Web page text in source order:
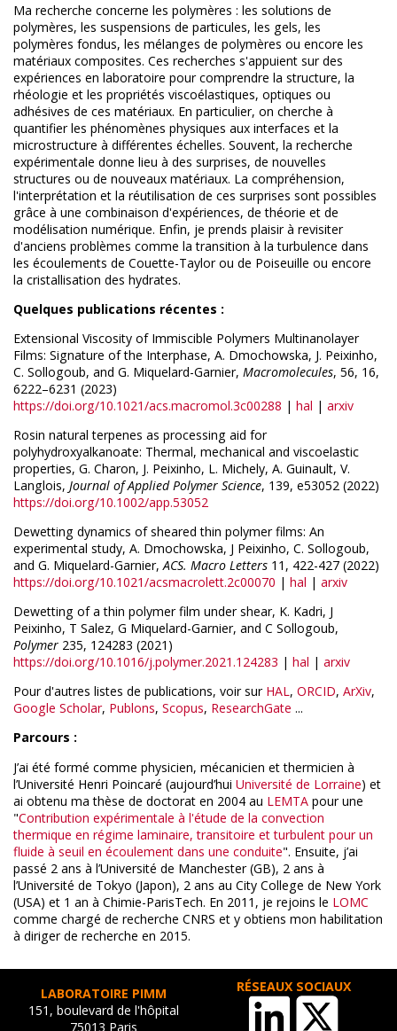
Ma recherche concerne les polymères : les solutions de
polymères, les suspensions de particules, les gels, les
polymères fondus, les mélanges de polymères ou encore les
matériaux composites. Ces recherches s'appuient sur des
expériences en laboratoire pour comprendre la structure, la
rhéologie et les propriétés viscoélastiques, optiques ou
adhésives de ces matériaux. En particulier, on cherche à
quantifier les phénomènes physiques aux interfaces et la
microstructure à différentes échelles. Souvent, la recherche
expérimentale donne lieu à des surprises, de nouvelles
structures ou de nouveaux matériaux. La compréhension,
l'interprétation et la réutilisation de ces surprises sont possibles
grâce à une combinaison d'expériences, de théorie et de
modélisation numérique. Enfin, je prends plaisir à revisiter
d'anciens problèmes comme la transition à la turbulence dans
les écoulements de Couette-Taylor ou de Poiseuille ou encore
la cristallisation des hydrates.
Quelques publications récentes :
Extensional Viscosity of Immiscible Polymers Multinanolayer
Films: Signature of the Interphase, A. Dmochowska, J. Peixinho,
C. Sollogoub, and G. Miquelard-Garnier, Macromolecules, 56, 16,
6222–6231 (2023)
https://doi.org/10.1021/acs.macromol.3c00288 | hal | arxiv
Rosin natural terpenes as processing aid for
polyhydroxyalkanoate: Thermal, mechanical and viscoelastic
properties, G. Charon, J. Peixinho, L. Michely, A. Guinault, V.
Langlois, Journal of Applied Polymer Science, 139, e53052 (2022)
https://doi.org/10.1002/app.53052
Dewetting dynamics of sheared thin polymer films: An
experimental study, A. Dmochowska, J Peixinho, C. Sollogoub,
and G. Miquelard-Garnier,ACS. Macro Letters 11, 422-427 (2022)
https://doi.org/10.1021/acsmacrolett.2c00070 | hal | arxiv
Dewetting of a thin polymer film under shear, K. Kadri, J
Peixinho, T Salez, G Miquelard-Garnier, and C Sollogoub,
Polymer 235, 124283 (2021)
https://doi.org/10.1016/j.polymer.2021.124283 | hal | arxiv
Pour d'autres listes de publications, voir sur HAL, ORCID, ArXiv,
Google Scholar, Publons, Scopus, ResearchGate ...
Parcours :
J’ai été formé comme physicien, mécanicien et thermicien à
l’Université Henri Poincaré (aujourd’hui Université de Lorraine) et
ai obtenu ma thèse de doctorat en 2004 au LEMTA pour une
"Contribution expérimentale à l'étude de la convection
thermique en régime laminaire, transitoire et turbulent pour un
fluide à seuil en écoulement dans une conduite". Ensuite, j’ai
passé 2 ans à l’Université de Manchester (GB), 2 ans à
l’Université de Tokyo (Japon), 2 ans au City College de New York
(USA) et 1 an à Chimie-ParisTech. En 2011, je rejoins le LOMC
comme chargé de recherche CNRS et y obtiens mon habilitation
à diriger de recherche en 2015.
LABORATOIRE PIMM
151, boulevard de l'hôpital
75013 Paris
RÉSEAUX SOCIAUX